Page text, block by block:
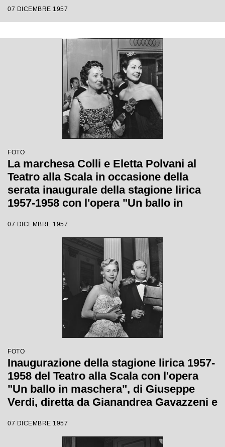
Gianandrea Gavazzeni e con la regia di
07 DICEMBRE 1957
FOTO
La marchesa Colli e Eletta Polvani al
Teatro alla Scala in occasione della
serata inaugurale della stagione lirica
1957-1958 con l'opera "Un ballo in
Gianandrea Gavazzeni e la regia di
Margherita Wallmann
07 DICEMBRE 1957
FOTO
Inaugurazione della stagione lirica 1957-
1958 del Teatro alla Scala con l'opera
"Un ballo in maschera", di Giuseppe
Verdi, diretta da Gianandrea Gavazzeni e
07 DICEMBRE 1957